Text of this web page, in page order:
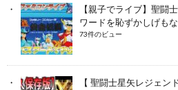
【親子でライブ】聖闘
ワードを恥ずかしげも
73件のビュー
【 聖闘士星矢レジェ